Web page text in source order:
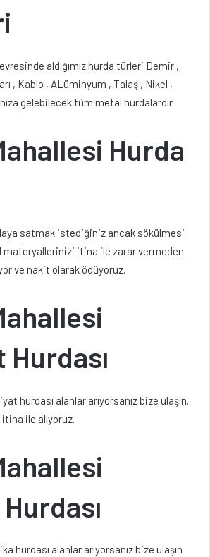
aldığımız hurda türleri Demir ,
, Kablo , ALüminyum , Talaş , Nikel ,
gelebilecek tüm metal hurdalardır.
Hurda
satmak istediğiniz ancak sökülmesi
itina ile zarar vermeden
ve nakit olarak ödüyoruz.
hurdası alanlar arıyorsanız bize ulaşın.
itina ile alıyoruz.
hurdası alanlar arıyorsanız bize ulaşın